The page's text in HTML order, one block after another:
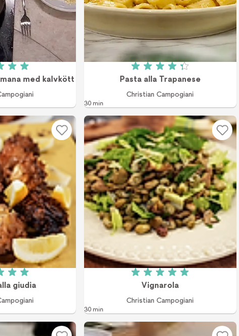
5 av 5 (2 röster)
med kalvkött
Betyg: 4.3 av 5 (6 röster)
Pasta alla Trapanese
Christian Campogiani
30 min
5 av 5 (2 röster)
giudia
Betyg: 5 av 5 (1 röster)
Vignarola
Christian Campogiani
30 min